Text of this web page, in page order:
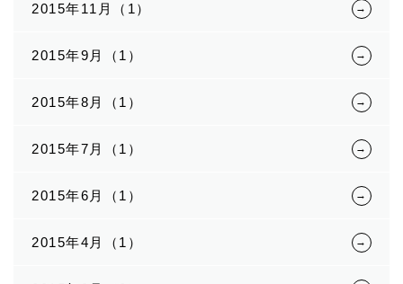
2015年11月（1）
2015年9月（1）
2015年8月（1）
2015年7月（1）
2015年6月（1）
2015年4月（1）